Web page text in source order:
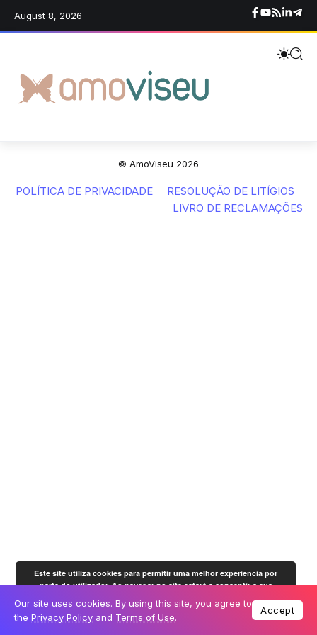
August 8, 2026
© AmoViseu 2026
POLÍTICA DE PRIVACIDADE
RESOLUÇÃO DE LITÍGIOS
LIVRO DE RECLAMAÇÕES
Our site uses cookies. By using this site, you agree to
the Privacy Policy and Terms of Use.
Accept
Este site utiliza cookies para permitir uma melhor experiência por
parte do utilizador. Ao navegar no site estará a consentir a sua
utilização.Mais informação OK